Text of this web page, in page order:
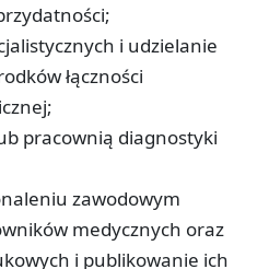
i udzielanie
łączności
pracownią diagnostyki
zawodowym
medycznych oraz
i publikowanie ich